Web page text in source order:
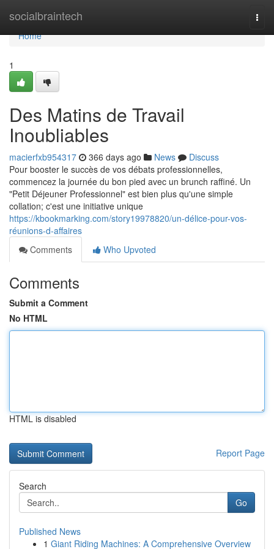
socialbraintech
Home
Home
1
Des Matins de Travail
Inoubliables
macierfxb954317 366 days ago News
Discuss
Pour booster le succès de vos débats professionnelles,
commencez la journée du bon pied avec un brunch raffiné. Un
"Petit Déjeuner Professionnel" est bien plus qu'une simple
collation; c'est une initiative unique
https://kbookmarking.com/story19978820/un-délice-pour-vos-
réunions-d-affaires
Comments
Who Upvoted
Comments
Submit a Comment
No HTML
HTML is disabled
Report Page
Search
Go
Published News
1 Giant Riding Machines: A Comprehensive Overview